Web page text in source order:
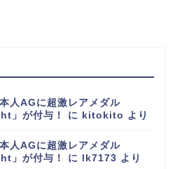
人AGに超激レアメダル
」が付与！
に kitokito より
人AGに超激レアメダル
」が付与！
に lk7173 より